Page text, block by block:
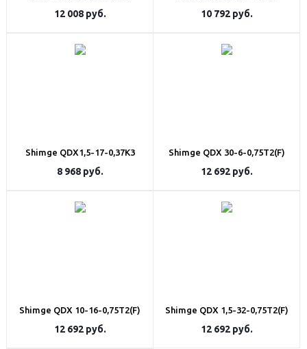
12 008руб. 10 792руб.
Shimge QDX1,5-17-0,37K3
8 968руб.
Shimge QDX 30-6-0,75T2(F)
12 692руб.
Shimge QDX 10-16-0,75T2(F)
12 692руб.
Shimge QDX 1,5-32-0,75T2(F)
12 692руб.